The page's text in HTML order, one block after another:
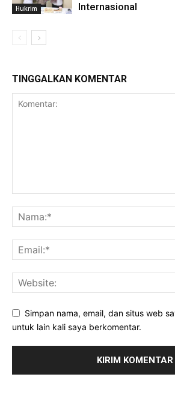
Hukrim
Internasional
TINGGALKAN KOMENTAR
Simpan nama, email, dan situs web
untuk lain kali saya berkomentar.